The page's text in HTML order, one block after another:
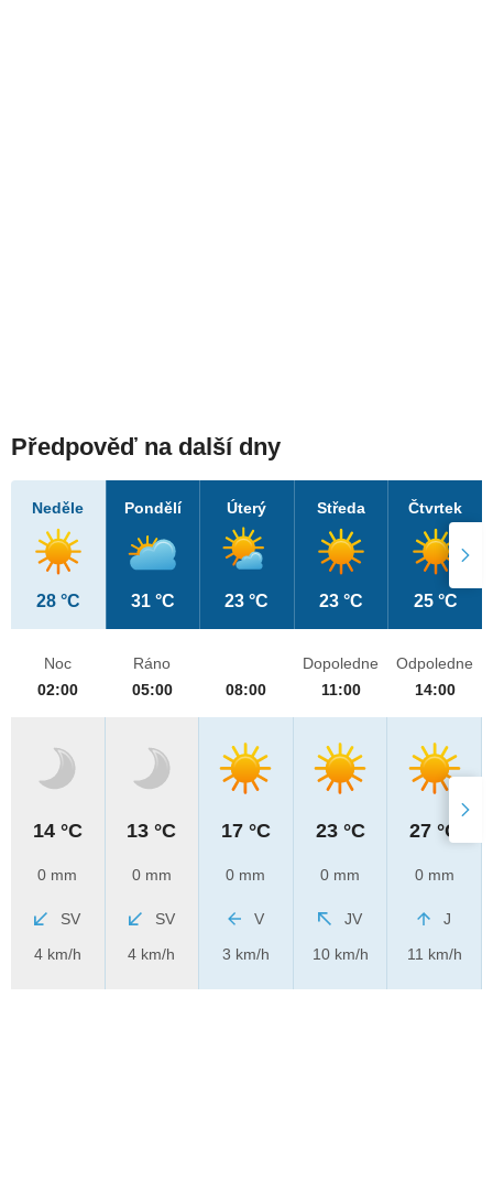
Předpověď na další dny
Neděle
28 °C
Pondělí
31 °C
Úterý
23 °C
Středa
23 °C
Čtvrtek
25 °C
Noc
02:00
14 °C
0 mm
SV
4 km/h
Ráno
05:00
13 °C
0 mm
SV
4 km/h
08:00
17 °C
0 mm
V
3 km/h
Dopoledne
11:00
23 °C
0 mm
JV
10 km/h
Odpoledne
14:00
27 °C
0 mm
J
11 km/h